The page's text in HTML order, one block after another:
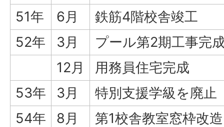
51年
6月
鉄筋4階校舎竣工
52年
3月
プール第2期工事完
12月
用務員住宅完成
53年
3月
特別支援学級を廃止
54年
8月
第1校舎教室窓枠改